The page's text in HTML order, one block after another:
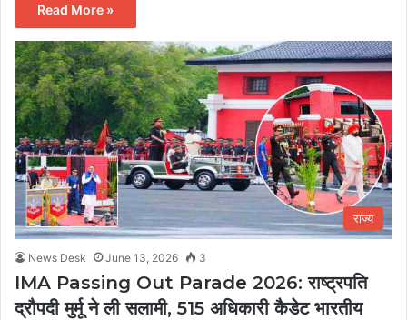
Read More »
राज्य
News Desk June 13, 2026 3
IMA Passing Out Parade 2026: राष्ट्रपति
द्रौपदी मुर्मू ने ली सलामी, 515 अधिकारी कैडेट भारतीय